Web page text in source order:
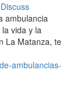
Discuss
ambulancia
vida y la
La Matanza, te
ambulancias-